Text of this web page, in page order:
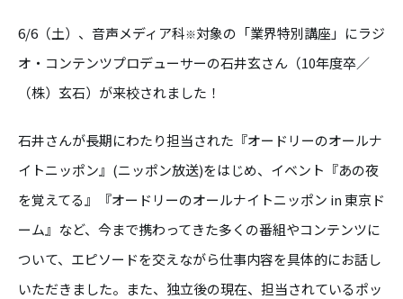
6/6（土）、音声メディア科※対象の「業界特別講座」にラジ
オ・コンテンツプロデューサーの石井玄さん（10年度卒／
（株）玄石）が来校されました！
石井さんが長期にわたり担当された『オードリーのオールナ
イトニッポン』(ニッポン放送)をはじめ、イベント『あの夜
を覚えてる』『オードリーのオールナイトニッポン in 東京ド
ーム』など、今まで携わってきた多くの番組やコンテンツに
ついて、エピソードを交えながら仕事内容を具体的にお話し
いただきました。また、独立後の現在、担当されているポッ